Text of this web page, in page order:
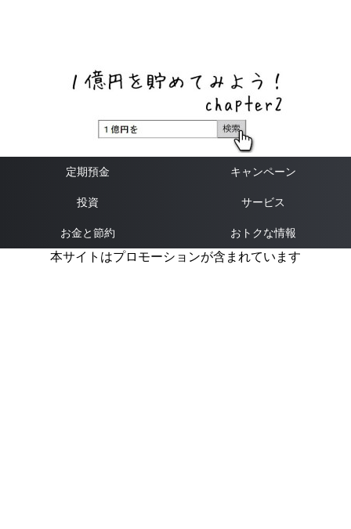
定期預金 キャンペーン
投資 サービス
お金と節約 おトクな情報
本サイトはプロモーションが含まれています